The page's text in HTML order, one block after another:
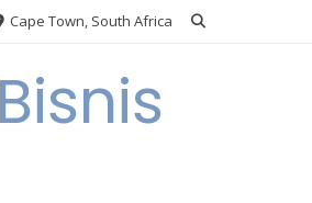
Cape Town, South Africa